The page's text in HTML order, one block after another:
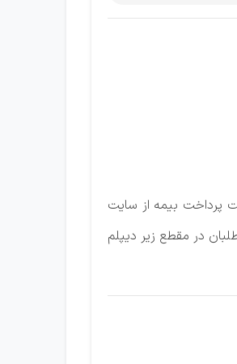
پرداخت‌ بیمه‌ از سایت‌
(حداکثر ٣ سال). در کل‌ حداکثر سن‌ داوطلبان در مقطع‌ زیر دیپلم‌